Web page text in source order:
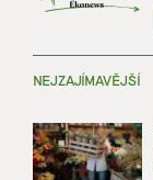
NEJZAJÍMAVĚJŠÍ